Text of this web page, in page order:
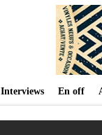
Interviews En off